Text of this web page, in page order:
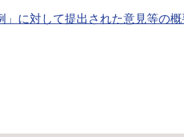
」に対して提出された意見等の